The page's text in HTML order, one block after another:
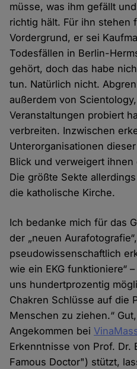
müsse, was ihm gefällt
richtig hält. Für ihn stehen
Vordergrund, er sei
Todesfällen in Berlin-
gehört, doch das habe
tun. Natürlich nicht.
außerdem von
Veranstaltungen probiert
verbreiten. Inzwischen
Unterorganisationen
Blick und verweigert
Die größte Sekte
die katholische Kirche.
Ich bedanke mich für das
der „neuen
pseudowissenschaftlich
wie ein EKG funktioniere“
uns hundertprozentig
Chakren Schlüsse auf die
Menschen zu ziehen.“
Angekommen bei
Erkenntnisse von Prof. Dr.
Famous Doctor") stützt,